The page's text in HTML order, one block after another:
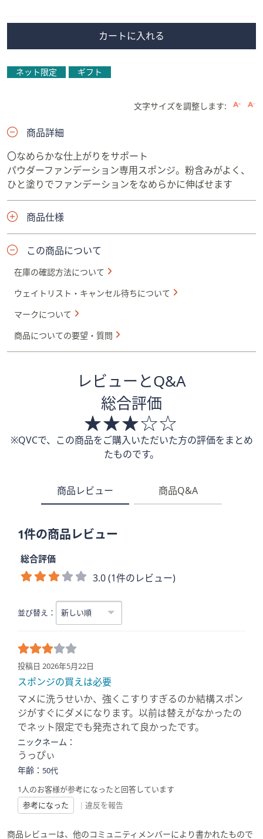
カートに入れる
ネット限定 ギフト
文字サイズを調整します:
商品詳細
〇なめらかな仕上がりをサポート
パウダーファンデーション専用スポンジ。粉含みがよく、
ひと塗りでファンデーションをなめらかに伸ばせます
商品仕様
この商品について
在庫の確認方法について
ウェイトリスト・キャンセル待ちについて
マークについて
商品についての要望・質問
レビューとQ&A
総合評価
※QVCで、この商品をご購入いただいた方の評価をまとめ
たものです。
商品レビュー 商品Q&A
1件の商品レビュー
総合評価
3.0 (1件のレビュー)
並び替え：
投稿日 2026年5月22日
スポンジの買えは必要
マメに洗うせいか、強くこすりすぎるのか結構スポン
ジがすぐにダメになります。以前は替えがなかったの
でネット限定でも発売されて良かったです。
ニックネーム：
うっぴぃ
年齢： 50代
1人のお客様が参考になったと回答しています
参考になった
| 違反を報告
商品レビューは、他のコミュニティメンバーにより書かれたもので